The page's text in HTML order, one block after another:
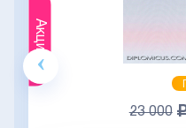
Акция
23 000